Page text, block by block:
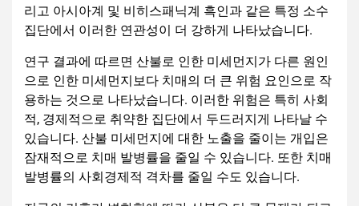
리고 아시아계 및 비히스패닉계 흑인과 같은 특정 소수
집단에서 이러한 연관성이 더 강하게 나타났습니다.
연구 결과에 따르면 산불로 인한 미세먼지가 다른 원인
으로 인한 미세먼지보다 치매의 더 큰 위험 요인으로 작
용하는 것으로 나타났습니다. 이러한 위험은 특히 사회
적, 경제적으로 취약한 집단에서 두드러지게 나타날 수
있습니다. 산불 미세먼지에 대한 노출을 줄이는 개입은
잠재적으로 치매 발병률을 줄일 수 있습니다. 또한 치매
발병률의 사회경제적 격차를 줄일 수도 있습니다.